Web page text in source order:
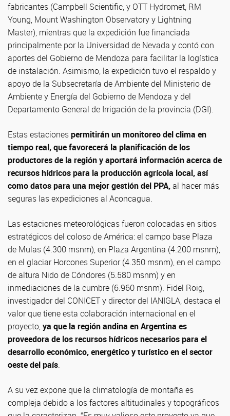
fabricantes (Campbell Scientific, y OTT Hydromet, RM
Young, Mount Washington Observatory y Lightning
Master), mientras que la expedición fue financiada
principalmente por la Universidad de Nevada y contó con
aportes del Gobierno de Mendoza para facilitar la logística
de instalación. Asimismo, la expedición tuvo el respaldo y
apoyo de la Subsecretaría de Ambiente del Ministerio de
Ambiente y Energía del Gobierno de Mendoza y del
Departamento General de Irrigación de la provincia (DGI).
Estas estacionespermitirán un monitoreo del clima en
tiempo real, que favorecerá la planificación de los
productores de la región y aportará información acerca de
recursos hídricos para la producción agrícola local, así
como datos para una mejor gestión del PPA,al hacer más
seguras las expediciones al Aconcagua.
Las estaciones meteorológicas fueron colocadas en sitios
estratégicos del coloso de América: el campo base Plaza
de Mulas (4.300 msnm), en Plaza Argentina (4.200 msnm),
en el glaciar Horcones Superior (4.350 msnm), en el campo
de altura Nido de Cóndores (5.580 msnm) y en
inmediaciones de la cumbre (6.960 msnm). Fidel Roig,
investigador del CONICET y director del IANIGLA, destaca el
valor que tiene esta colaboración internacional en el
proyecto,ya que la región andina en Argentina es
proveedora de los recursos hídricos necesarios para el
desarrollo económico, energético y turístico en el sector
oeste del país.
A su vez expone que la climatología de montaña es
compleja debido a los factores altitudinales y topográficos